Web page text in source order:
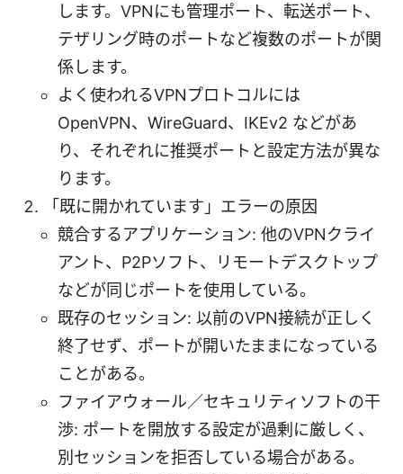
します。VPNにも管理ポート、転送ポート、
テザリング時のポートなど複数のポートが関
係します。
よく使われるVPNプロトコルには
OpenVPN、WireGuard、IKEv2 などがあ
り、それぞれに推奨ポートと設定方法が異な
ります。
「既に開かれています」エラーの原因
競合するアプリケーション: 他のVPNクライ
アント、P2Pソフト、リモートデスクトップ
などが同じポートを使用している。
既存のセッション: 以前のVPN接続が正しく
終了せず、ポートが開いたままになっている
ことがある。
ファイアウォール／セキュリティソフトの干
渉: ポートを開放する設定が過剰に厳しく、
別セッションを拒否している場合がある。